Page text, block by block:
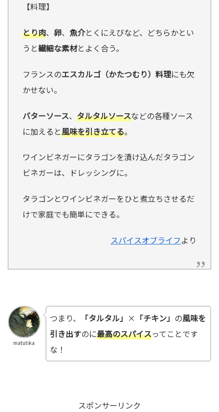
【料理】
とり肉、 卵、 魚介とくにえびなど、どちらかとい
うと繊細な素材とよく合う。
フランスのエスカルゴ（かたつむり）料理にも欠
かせない。
バターソース、 タルタルソースなどの各種ソース
に加えると風味を引き立てる。
ワインビネガーにタラゴンを漬け込んだタラゴン
ビネガーは、ドレッシングに。
タラゴンとワインビネガーをひと煮立ちさせるだ
けで家庭でも簡単にできる。
スパイスオブライフより
matutika
つまり、 「タルタル」 × 「チキン」 の風味を
引き出すのに最高のスパイスってことです
な！
スポンサーリンク